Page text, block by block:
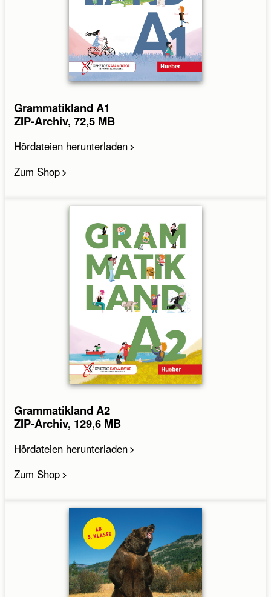
Grammatikland A1
ZIP-Archiv, 72,5 MB
Hördateien herunterladen
Zum Shop
Grammatikland A2
ZIP-Archiv, 129,6 MB
Hördateien herunterladen
Zum Shop